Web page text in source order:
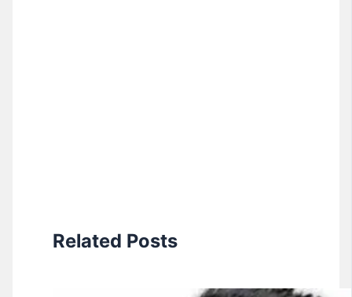
Related Posts